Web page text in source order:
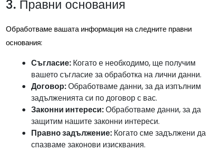
3. Правни основания
Обработваме вашата информация на следните правни
основания:
Съгласие: Когато е необходимо, ще получим
вашето съгласие за обработка на лични данни.
Договор:Обработваме данни, за да изпълним
задълженията си по договор с вас.
Законни интереси:Обработваме данни, за да
защитим нашите законни интереси.
Правно задължение: Когато сме задължени да
спазваме законови изисквания.